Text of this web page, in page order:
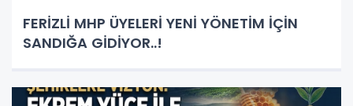
FERİZLİ MHP ÜYELERİ YENİ YÖNETİM İÇİN
SANDIĞA GİDİYOR..!